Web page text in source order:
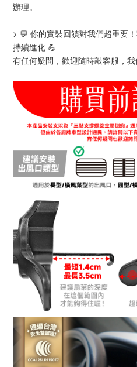
辦理。
> 💬 你的實裝回饋對我們超重要
持續進化 💪
有任何疑問，歡迎隨時敲客服，我